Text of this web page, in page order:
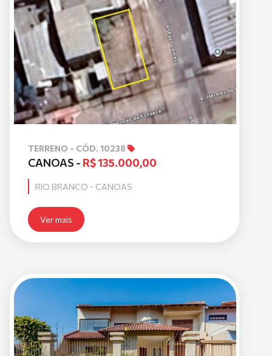
TERRENO - CÓD. 10238
CANOAS - R$ 135.000,00
RIO BRANCO - CANOAS
Ver mais